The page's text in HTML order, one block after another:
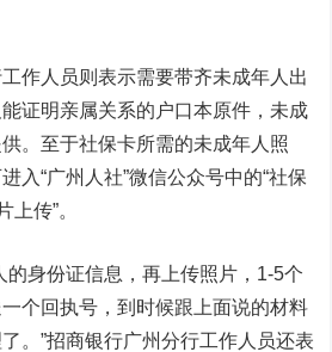
作人员则表示需要带齐未成年人出
证明亲属关系的户口本原件，未成
。至于社保卡所需的未成年人照
入“广州人社”微信公众号中的“社保
上传”。
身份证信息，再上传照片，1-5个
个回执号，到时候跟上面说的材料
。”招商银行广州分行工作人员还表